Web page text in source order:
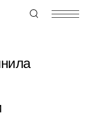
+7 (495) 967-80-80